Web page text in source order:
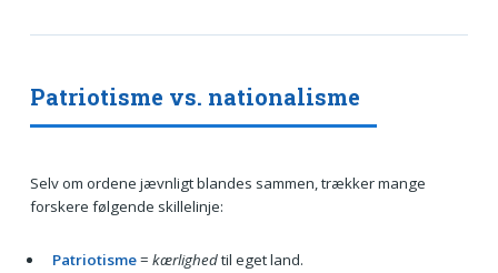
Patriotisme vs. nationalisme
Selv om ordene jævnligt blandes sammen, trækker mange
forskere følgende skillelinje:
Patriotisme= kærlighedtil eget land.